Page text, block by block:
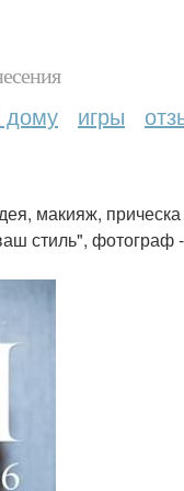
дому игры
макияж,
стиль", фотограф -